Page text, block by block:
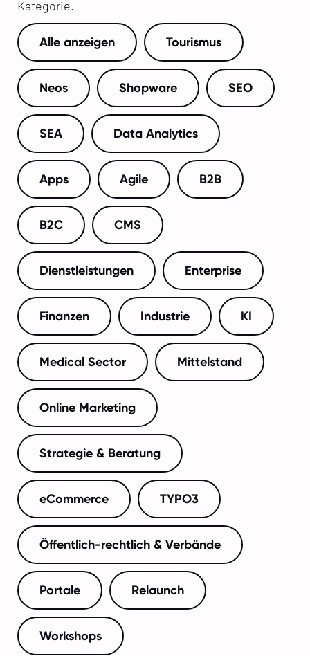
Kategorie.
Alle anzeigen Tourismus
Neos Shopware SEO
SEA Data Analytics
Apps Agile B2B
B2C CMS
Dienstleistungen Enterprise
Finanzen Industrie KI
Medical Sector Mittelstand
Online Marketing
Strategie & Beratung
eCommerce TYPO3
Öffentlich-rechtlich & Verbände
Portale Relaunch
Workshops